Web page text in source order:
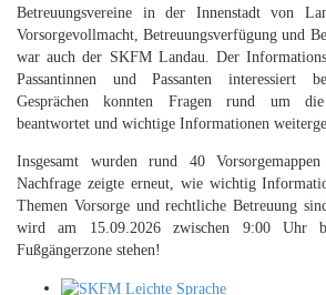
Betreuungsvereine in der Innenstadt von
Vorsorgevollmacht, Betreuungsverfügung und
war auch der SKFM Landau. Der
Passantinnen und Passanten interessiert
Gesprächen konnten Fragen rund um die
beantwortet und wichtige Informationen
Insgesamt wurden rund 40
Nachfrage zeigte erneut, wie wichtig
Themen Vorsorge und rechtliche Betreuung
wird am 15.09.2026 zwischen 9:00
Fußgängerzone stehen!